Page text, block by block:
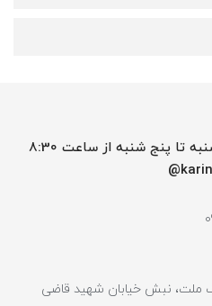
ساعت کار فروشگاه حضوری : شنبه تا پنج شنبه از ساعت 8:30
ملت، نبش خیابان شهید قاضی